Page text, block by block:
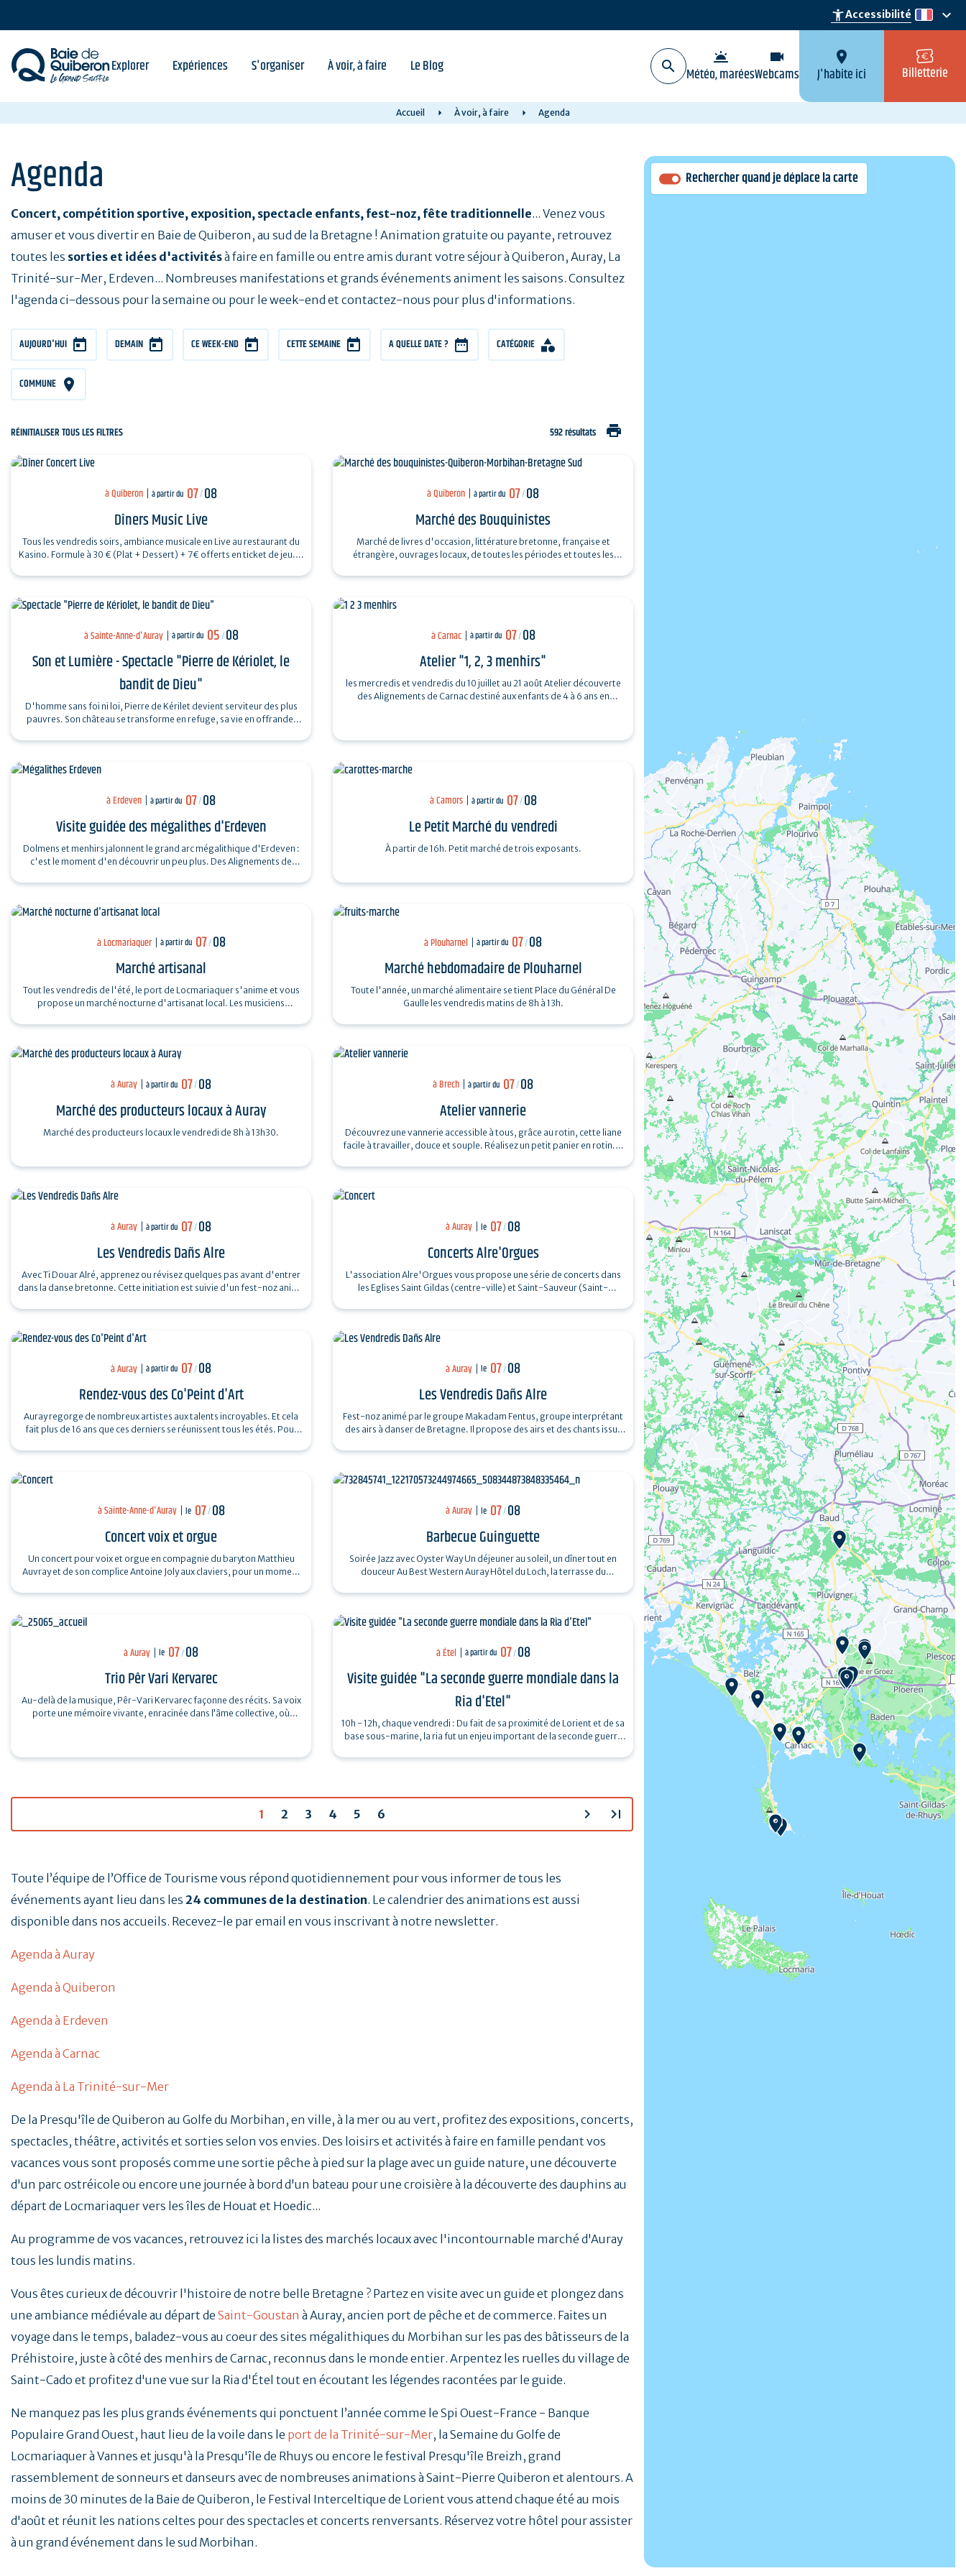
principal
accessibility_newAccessibilité fr
keyboard_arrow_down
Explorer Expériences S'organiser À voir, à faire Le Blog wb_twilight
Météo, marées
videocam
Webcams
location_on
J'habite ici Billetterie
Accueil À voir, à faire Agenda
Agenda
Concert, compétition sportive, exposition, spectacle enfants, fest-noz, fête traditionnelle... Venez vous
amuser et vous divertir en Baie de Quiberon, au sud de la Bretagne ! Animation gratuite ou payante, retrouvez
toutes les sorties et idées d'activitésà faire en famille ou entre amis durant votre séjour à Quiberon, Auray, La
Trinité-sur-Mer, Erdeven... Nombreuses manifestations et grands événements animent les saisons. Consultez
l'agenda ci-dessous pour la semaine ou pour le week-end et contactez-nous pour plus d'informations.
AUJOURD'HUI DEMAIN CE WEEK-END CETTE SEMAINE A QUELLE DATE ? CATÉGORIE
COMMUNE
RÉINITIALISER TOUS LES FILTRES 592 résultats print
à Quiberon à partir du 07/08
Dîners Music Live
Tous les vendredis soirs, ambiance musicale en Live au restaurant du
Kasino. Formule à 30 € (Plat + Dessert) + 7€ offerts en ticket de jeu.…
à Quiberon à partir du 07/08
Marché des Bouquinistes
Marché de livres d'occasion, littérature bretonne, française et
étrangère, ouvrages locaux, de toutes les périodes et toutes les
à Sainte-Anne-d'Auray à partir du 05/ 08
Son et Lumière - Spectacle "Pierre de Kériolet, le
bandit de Dieu"
D'homme sans foi ni loi, Pierre de Kérilet devient serviteur des plus
pauvres. Son château se transforme en refuge, sa vie en offrande.
à Carnac à partir du 07/ 08
Atelier "1, 2, 3 menhirs"
les mercredis et vendredis du 10 juillet au 21 août Atelier découverte
des Alignements de Carnac destiné aux enfants de 4 à 6 ans en
à Erdeven à partir du 07/08
Visite guidée des mégalithes d'Erdeven
Dolmens et menhirs jalonnent le grand arc mégalithique d'Erdeven :
c'est le moment d'en découvrir un peu plus. Des Alignements de
à Camors à partir du 07/ 08
Le Petit Marché du vendredi
À partir de 16h. Petit marché de trois exposants.
à Locmariaquer à partir du 07/ 08
Marché artisanal
Tout les vendredis de l'été, le port de Locmariaquer s'anime et vous
propose un marché nocturne d'artisanat local. Les musiciens
à Plouharnel à partir du 07/08
Marché hebdomadaire de Plouharnel
Toute l'année, un marché alimentaire se tient Place du Général De
Gaulle les vendredis matins de 8h à 13h.
à Auray à partir du 07/08
Marché des producteurs locaux à Auray
Marché des producteurs locaux le vendredi de 8h à 13h30.
à Brech à partir du 07/08
Atelier vannerie
Découvrez une vannerie accessible à tous, grâce au rotin, cette liane
facile à travailler, douce et souple. Réalisez un petit panier en rotin.…
à Auray à partir du 07/08
Les Vendredis Dañs Alre
Avec Ti Douar Alré, apprenez ou révisez quelques pas avant d'entrer
dans la danse bretonne. Cette initiation est suivie d'un fest-noz animé
à Auray le 07/08
Concerts Alre'Orgues
L'association Alre'Orgues vous propose une série de concerts dans
les Eglises Saint Gildas (centre-ville) et Saint-Sauveur (Saint-
à Auray à partir du 07/08
Rendez-vous des Co'Peint d'Art
Auray regorge de nombreux artistes aux talents incroyables. Et cela
fait plus de 16 ans que ces derniers se réunissent tous les étés. Pour
à Auray le 07/08
Les Vendredis Dañs Alre
Fest-noz animé par le groupe Makadam Fentus, groupe interprétant
des airs à danser de Bretagne. Il propose des airs et des chants issus
à Sainte-Anne-d'Auray le 07/ 08
Concert voix et orgue
Un concert pour voix et orgue en compagnie du baryton Matthieu
Auvray et de son complice Antoine Joly aux claviers, pour un moment
à Auray le 07/08
Barbecue Guinguette
Soirée Jazz avec Oyster Way Un déjeuner au soleil, un dîner tout en
douceur Au Best Western Auray Hôtel du Loch, la terrasse du
à Auray le 07/08
Trio Pêr Vari Kervarec
Au-delà de la musique, Pêr-Vari Kervarec façonne des récits. Sa voix
porte une mémoire vivante, enracinée dans l’âme collective, où
à Étel à partir du 07/ 08
Visite guidée "La seconde guerre mondiale dans la
Ria d'Etel"
10h - 12h, chaque vendredi : Du fait de sa proximité de Lorient et de sa
base sous-marine, la ria fut un enjeu important de la seconde guerre
1 2 3 4 5 6 chevron_right last_page
Toute l’équipe de l’Office de Tourisme vous répond quotidiennement pour vous informer de tous les
événements ayant lieu dans les 24 communes de la destination. Le calendrier des animations est aussi
disponible dans nos accueils. Recevez-le par email en vous inscrivant à notre newsletter.
Agenda à Auray
Agenda à Quiberon
Agenda à Erdeven
Agenda à Carnac
Agenda à La Trinité-sur-Mer
De la Presqu'île de Quiberon au Golfe du Morbihan, en ville, à la mer ou au vert, profitez des expositions, concerts,
spectacles, théâtre, activités et sorties selon vos envies. Des loisirs et activités à faire en famille pendant vos
vacances vous sont proposés comme une sortie pêche à pied sur la plage avec un guide nature, une découverte
d'un parc ostréicole ou encore une journée à bord d'un bateau pour une croisière à la découverte des dauphins au
départ de Locmariaquer vers les îles de Houat et Hoedic...
Au programme de vos vacances, retrouvez ici la listes des marchés locaux avec l'incontournable marché d'Auray
tous les lundis matins.
Vous êtes curieux de découvrir l'histoire de notre belle Bretagne ? Partez en visite avec un guide et plongez dans
une ambiance médiévale au départ de Saint-Goustan à Auray, ancien port de pêche et de commerce. Faites un
voyage dans le temps, baladez-vous au coeur des sites mégalithiques du Morbihan sur les pas des bâtisseurs de la
Préhistoire, juste à côté des menhirs de Carnac, reconnus dans le monde entier. Arpentez les ruelles du village de
Saint-Cado et profitez d'une vue sur la Ria d'Étel tout en écoutant les légendes racontées par le guide.
Ne manquez pas les plus grands événements qui ponctuent l’année comme le Spi Ouest-France - Banque
Populaire Grand Ouest, haut lieu de la voile dans le port de la Trinité-sur-Mer, la Semaine du Golfe de
Locmariaquer à Vannes et jusqu'à la Presqu'île de Rhuys ou encore le festival Presqu'île Breizh, grand
rassemblement de sonneurs et danseurs avec de nombreuses animations à Saint-Pierre Quiberon et alentours. A
moins de 30 minutes de la Baie de Quiberon, le Festival Interceltique de Lorient vous attend chaque été au mois
d'août et réunit les nations celtes pour des spectacles et concerts renversants. Réservez votre hôtel pour assister
à un grand événement dans le sud Morbihan.
Rechercher quand je déplace la carte